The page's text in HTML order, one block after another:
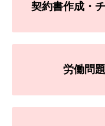
契約書作成・
労働問